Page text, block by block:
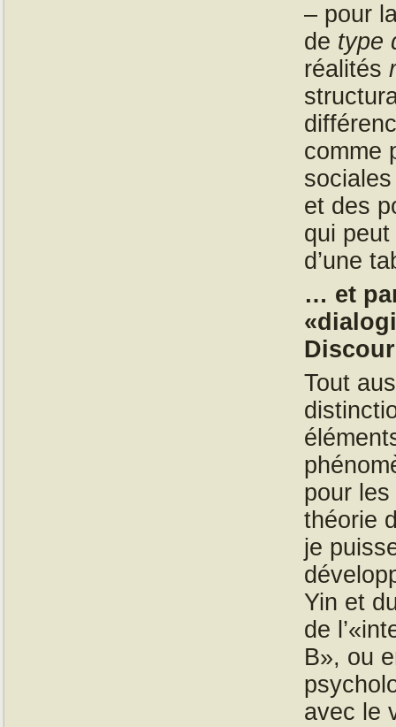
– pour
de type
réalités
comme
et des
qui
d’une
… et
Tout
pour les
théorie
je
Yin et
de
B», ou
avec le